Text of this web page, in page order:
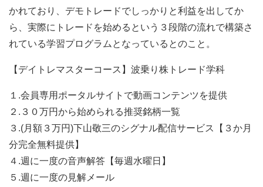
かれており、デモトレードでしっかりと利益を出してか
ら、実際にトレードを始めるという３段階の流れで構築さ
れている学習プログラムとなっているとのこと。
【デイトレマスターコース】波乗り株トレード学科
１.会員専用ポータルサイトで動画コンテンツを提供
２.３０万円から始められる推奨銘柄一覧
３.(月額３万円)下山敬三のシグナル配信サービス【３か月
分完全無料提供】
４.週に一度の音声解答【毎週水曜日】
５.週に一度の見解メール